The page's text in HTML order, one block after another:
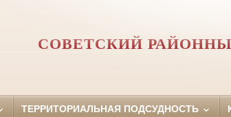
СОВЕТСКИЙ
ТЕРРИТОРИАЛЬНАЯ ПОДСУДНОСТЬ